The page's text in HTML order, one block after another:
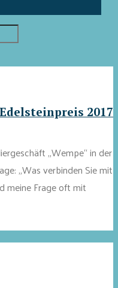
2017
„Wempe“ in der
„Was verbinden Sie mit
meine Frage oft mit